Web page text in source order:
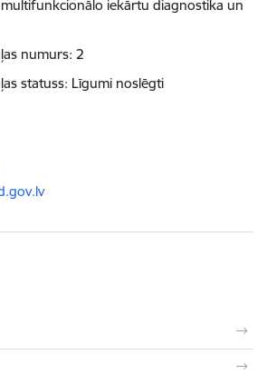
iekārtu diagnostika un
numurs: 2
statuss: Līgumi noslēgti